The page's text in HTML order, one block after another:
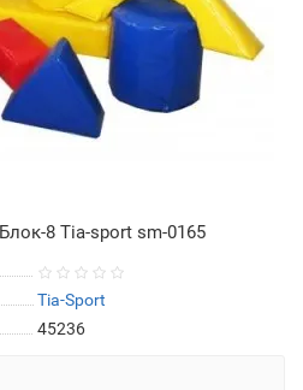
8 Тia-sport sm-0165
Tia-Sport
45236